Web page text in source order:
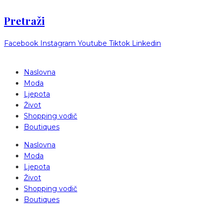
Pretraži
Facebook Instagram Youtube Tiktok Linkedin
Naslovna
Moda
Ljepota
Život
Shopping vodič
Boutiques
Naslovna
Moda
Ljepota
Život
Shopping vodič
Boutiques